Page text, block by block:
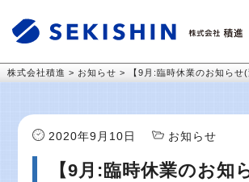
株式会社積進 > お知らせ > 【9月:臨時休業のお知らせ(
2020年9月10日 お知らせ
【9月:臨時休業のお知